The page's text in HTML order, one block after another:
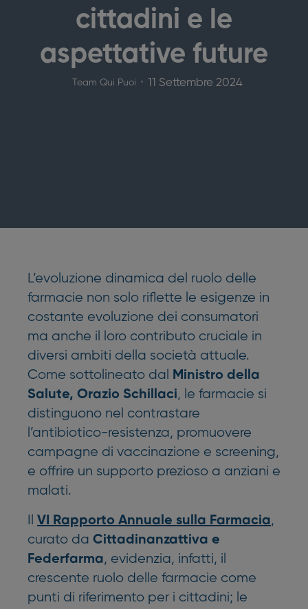
cittadini e le
aspettative future
Team Qui Puoi 11 Settembre 2024
L’evoluzione dinamica del ruolo delle
farmacie non solo riflette le esigenze in
costante evoluzione dei consumatori
ma anche il loro contributo cruciale in
diversi ambiti della società attuale.
Come sottolineato dal Ministro della
Salute, Orazio Schillaci, le farmacie si
distinguono nel contrastare
l’antibiotico-resistenza, promuovere
campagne di vaccinazione e screening,
e offrire un supporto prezioso a anziani e
malati.
VI Rapporto Annuale sulla Farmacia,
curato da Cittadinanzattiva e
Federfarma, evidenzia, infatti, il
crescente ruolo delle farmacie come
punti di riferimento per i cittadini; le